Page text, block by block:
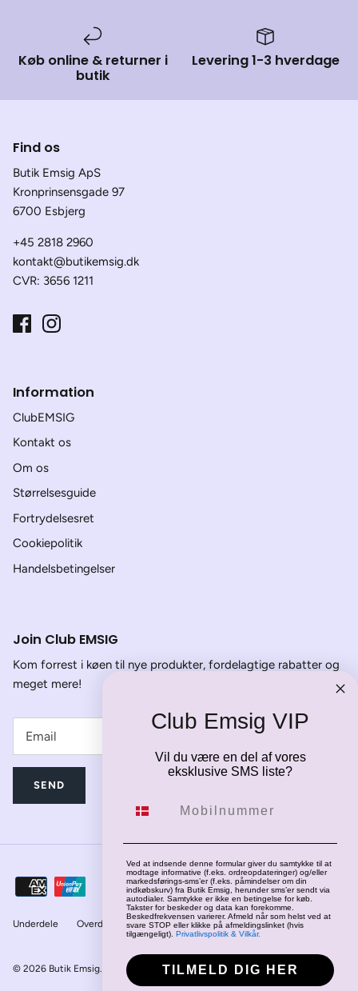
Køb online & returner i
butik
Levering 1-3 hverdage
Find os
Butik Emsig ApS
Kronprinsensgade 97
6700 Esbjerg
+45 2818 2960
kontakt@butikemsig.dk
CVR: 3656 1211
Information
ClubEMSIG
Kontakt os
Om os
Størrelsesguide
Fortrydelsesret
Cookiepolitik
Handelsbetingelser
Join Club EMSIG
Kom forrest i køen til nye produkter, fordelagtige rabatter og
meget mere!
SEND
Underdele Overdele Jakker Fodtøj
© 2026 Butik Emsig. Drevet af Shopify
Club Emsig VIP
Vil du være en del af vores
eksklusive SMS liste?
Ved at indsende denne formular giver du samtykke til at
modtage informative (f.eks. ordreopdateringer) og/eller
markedsførings-sms’er (f.eks. påmindelser om din
indkøbskurv) fra Butik Emsig, herunder sms’er sendt via
autodialer. Samtykke er ikke en betingelse for køb.
Takster for beskeder og data kan forekomme.
Beskedfrekvensen varierer. Afmeld når som helst ved at
svare STOP eller klikke på afmeldingslinket (hvis
tilgængeligt). Privatlivspolitik & Vilkår.
TILMELD DIG HER